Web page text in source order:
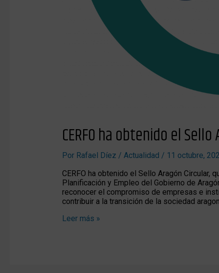
CERFO ha obtenido el
Por Rafael Díez / Actualidad / 11 octubre,
CERFO ha obtenido el Sello Aragón Circular,
Planificación y Empleo del Gobierno de
reconocer el compromiso de empresas e
contribuir a la transición de la sociedad
Leer más »